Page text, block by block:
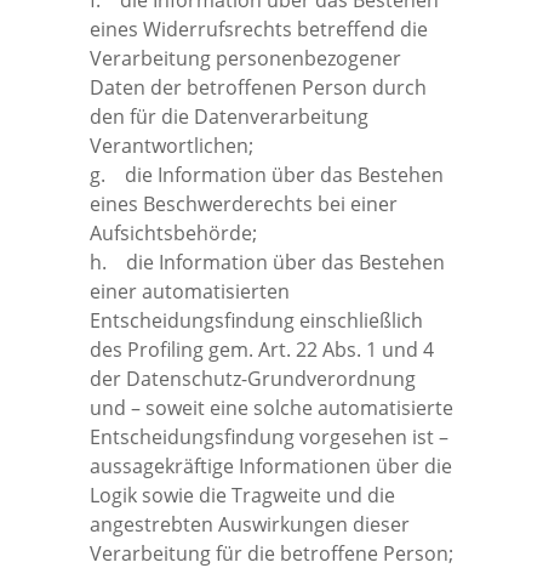
eines Widerrufsrechts betreffend die
Verarbeitung personenbezogener
Daten der betroffenen Person durch
den für die Datenverarbeitung
Verantwortlichen;
g. die Information über das Bestehen
eines Beschwerderechts bei einer
Aufsichtsbehörde;
h. die Information über das Bestehen
einer automatisierten
Entscheidungsfindung einschließlich
des Profiling gem. Art. 22 Abs. 1 und 4
der Datenschutz-Grundverordnung
und – soweit eine solche automatisierte
Entscheidungsfindung vorgesehen ist –
aussagekräftige Informationen über die
Logik sowie die Tragweite und die
angestrebten Auswirkungen dieser
Verarbeitung für die betroffene Person;